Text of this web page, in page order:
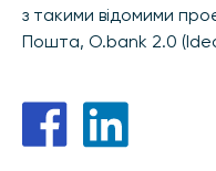
з такими відомими
Пошта, O.bank 2.0